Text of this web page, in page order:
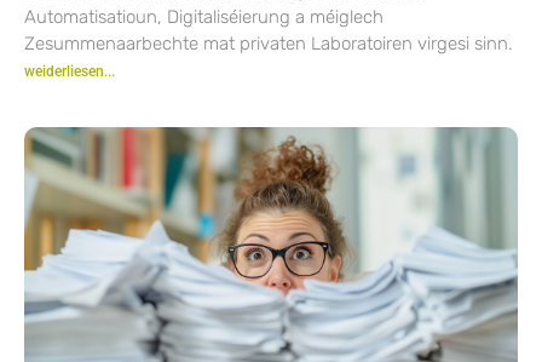
Automatisatioun, Digitaliséierung a méiglech
Zesummenaarbechte mat privaten Laboratoiren virgesi sinn.
weiderliesen...